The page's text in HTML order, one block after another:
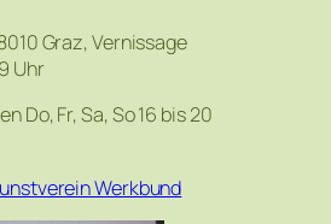
Graz, Vernissage
Uhr
Do, Fr, Sa, So 16 bis 20
Werkbund